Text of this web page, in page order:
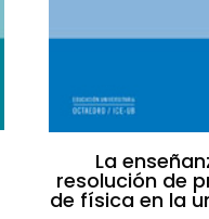
La
resolución de
de física en la